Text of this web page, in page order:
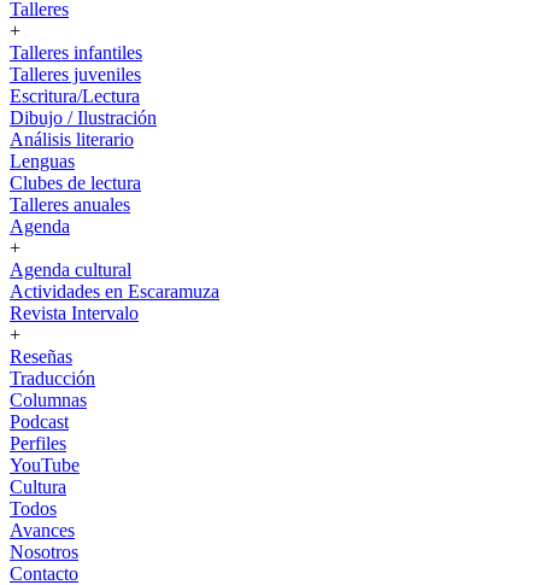
Talleres
+
Talleres infantiles
Talleres juveniles
Escritura/Lectura
Dibujo / Ilustración
Análisis literario
Lenguas
Clubes de lectura
Talleres anuales
Agenda
+
Agenda cultural
Actividades en Escaramuza
Revista Intervalo
+
Reseñas
Traducción
Columnas
Podcast
Perfiles
YouTube
Cultura
Todos
Avances
Nosotros
Contacto